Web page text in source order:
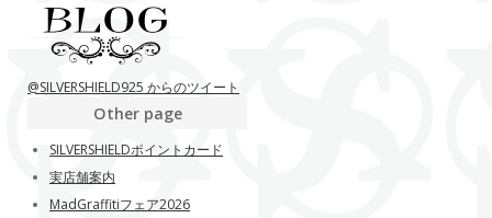
@SILVERSHIELD925 からのツイート
Other page
SILVERSHIELDポイントカード
実店舗案内
MadGraffitiフェア2026